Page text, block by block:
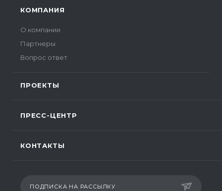
КОМПАНИЯ
О компании
Партнеры
Вопрос ответ
ПРОЕКТЫ
ПРЕСС-ЦЕНТР
КОНТАКТЫ
ПОДПИСКА НА РАССЫЛКУ